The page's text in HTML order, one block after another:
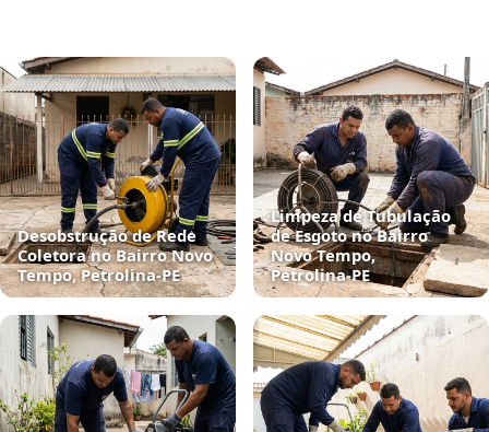
Desobstrução de Rede
Coletora no Bairro Novo
Tempo, Petrolina‑PE
Limpeza de Tubulação
de Esgoto no Bairro
Novo Tempo,
Petrolina‑PE